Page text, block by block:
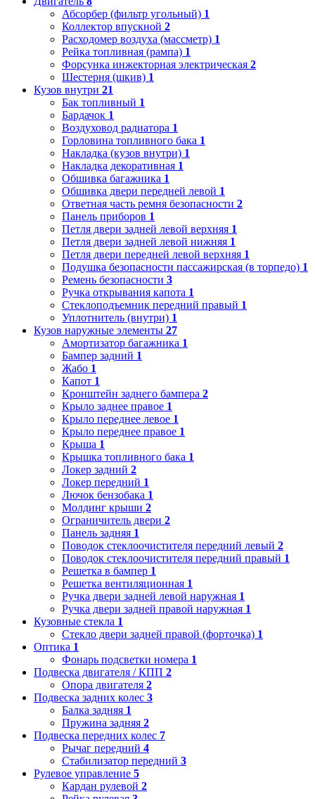
Абсорбер (фильтр угольный) 1
Коллектор впускной 2
Расходомер воздуха (массметр) 1
Рейка топливная (рампа) 1
Форсунка инжекторная электрическая 2
Шестерня (шкив) 1
Кузов внутри 21
Бак топливный 1
Бардачок 1
Воздуховод радиатора 1
Горловина топливного бака 1
Накладка (кузов внутри) 1
Накладка декоративная 1
Обшивка багажника 1
Обшивка двери передней левой 1
Ответная часть ремня безопасности 2
Панель приборов 1
Петля двери задней левой верхняя 1
Петля двери задней левой нижняя 1
Петля двери передней левой верхняя 1
Подушка безопасности пассажирская (в торпедо) 1
Ремень безопасности 3
Ручка открывания капота 1
Стеклоподъемник передний правый 1
Уплотнитель (внутри) 1
Кузов наружные элементы 27
Амортизатор багажника 1
Бампер задний 1
Жабо 1
Капот 1
Кронштейн заднего бампера 2
Крыло заднее правое 1
Крыло переднее левое 1
Крыло переднее правое 1
Крыша 1
Крышка топливного бака 1
Локер задний 2
Локер передний 1
Лючок бензобака 1
Молдинг крыши 2
Ограничитель двери 2
Панель задняя 1
Поводок стеклоочистителя передний левый 2
Поводок стеклоочистителя передний правый 1
Решетка в бампер 1
Решетка вентиляционная 1
Ручка двери задней левой наружная 1
Ручка двери задней правой наружная 1
Кузовные стекла 1
Стекло двери задней правой (форточка) 1
Оптика 1
Фонарь подсветки номера 1
Подвеска двигателя / КПП 2
Опора двигателя 2
Подвеска задних колес 3
Балка задняя 1
Пружина задняя 2
Подвеска передних колес 7
Рычаг передний 4
Стабилизатор передний 3
Рулевое управление 5
Кардан рулевой 2